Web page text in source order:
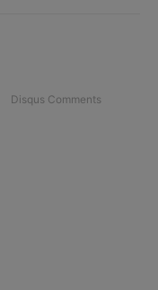
Disqus Comments